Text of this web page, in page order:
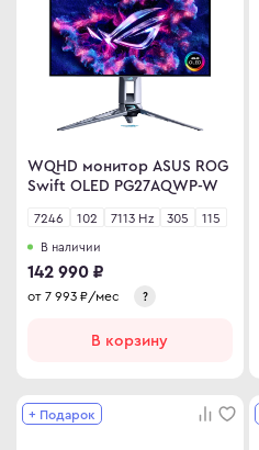
WQHD монитор ASUS ROG
Swift OLED PG27AQWP-W
7246 102 7113 Hz 305 115
В наличии
142 990 ₽
от 7 993 ₽/мес ?
В корзину
+ Подарок